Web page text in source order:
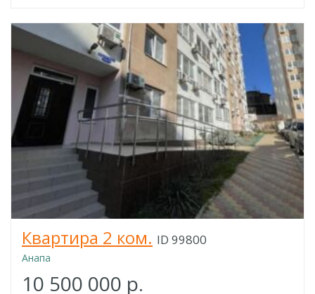
Квартира 2 ком. ID 99800
Анапа
10 500 000 р.